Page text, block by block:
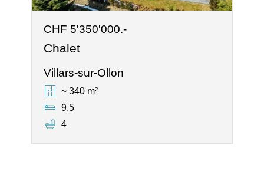
CHF 5'350'000.-
Chalet
Villars-sur-Ollon
~ 340 m²
9.5
4